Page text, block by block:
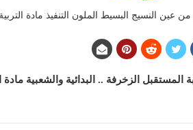
النسيج البسيط الملون التنفيذ مادة التربية
المستقبل الزخرفة .. البدائية والشعبية